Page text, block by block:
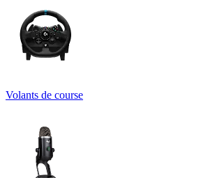
Volants de course